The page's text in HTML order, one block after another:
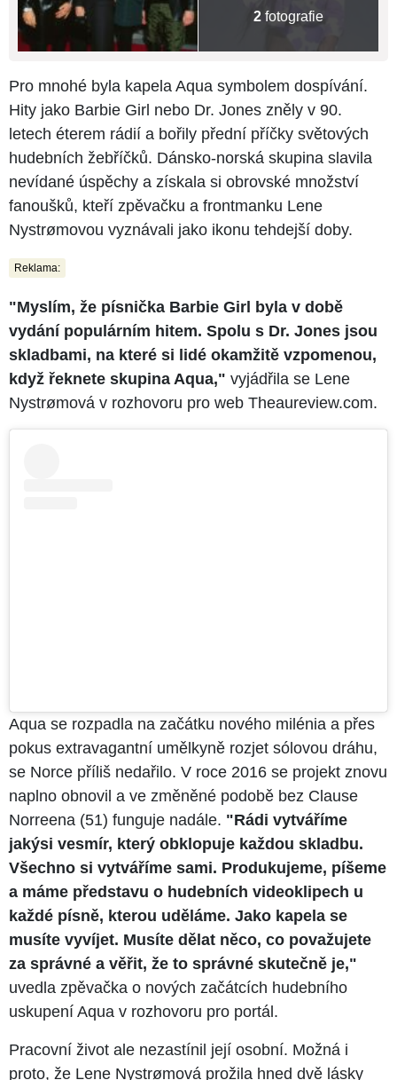
2 fotografie
Pro mnohé byla kapela Aqua symbolem dospívání.
Hity jako Barbie Girl nebo Dr. Jones zněly v 90.
letech éterem rádií a bořily přední příčky světových
hudebních žebříčků. Dánsko-norská skupina slavila
nevídané úspěchy a získala si obrovské množství
fanoušků, kteří zpěvačku a frontmanku Lene
Nystrømovou vyznávali jako ikonu tehdejší doby.
Reklama:
"Myslím, že písnička Barbie Girl byla v době
vydání populárním hitem. Spolu s Dr. Jones jsou
skladbami, na které si lidé okamžitě vzpomenou,
když řeknete skupina Aqua," vyjádřila se Lene
Nystrømová v rozhovoru pro web Theaureview.com.
Aqua se rozpadla na začátku nového milénia a přes
pokus extravagantní umělkyně rozjet sólovou dráhu,
se Norce příliš nedařilo. V roce 2016 se projekt znovu
naplno obnovil a ve změněné podobě bez Clause
Norreena (51) funguje nadále. "Rádi vytváříme
jakýsi vesmír, který obklopuje každou skladbu.
Všechno si vytváříme sami. Produkujeme, píšeme
a máme představu o hudebních videoklipech u
každé písně, kterou uděláme. Jako kapela se
musíte vyvíjet. Musíte dělat něco, co považujete
za správné a věřit, že to správné skutečně je,"
uvedla zpěvačka o nových začátcích hudebního
uskupení Aqua v rozhovoru pro portál.
Pracovní život ale nezastínil její osobní. Možná i
proto, že Lene Nystrømová prožila hned dvě lásky